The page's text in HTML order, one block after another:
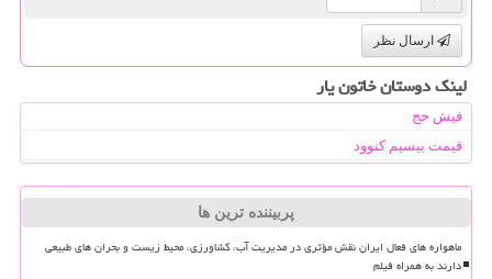
ارسال نظر
لینک دوستان خاتون یار
فیش حج
قیمت بیسیم کنوود
پربیننده ترین ها
ماهواره های فعال ایران نقش مؤثری در مدیریت آب، کشاورزی، محیط زیست و بحران های طبیعی
دارند به همراه فیلم